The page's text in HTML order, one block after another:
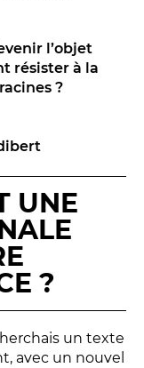
l’objet
résister à la
?
UNE
?
un texte
avec un nouvel